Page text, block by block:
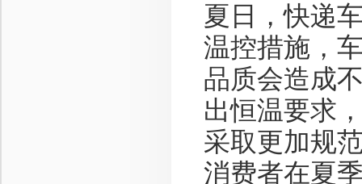
夏日，快递
温控措施，
品质会造成
出恒温要求
采取更加规
消费者在夏